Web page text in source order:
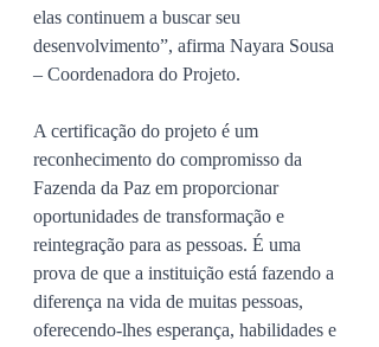
elas continuem a buscar seu
desenvolvimento”, afirma Nayara Sousa
– Coordenadora do Projeto.
A certificação do projeto é um
reconhecimento do compromisso da
Fazenda da Paz em proporcionar
oportunidades de transformação e
reintegração para as pessoas. É uma
prova de que a instituição está fazendo a
diferença na vida de muitas pessoas,
oferecendo-lhes esperança, habilidades e